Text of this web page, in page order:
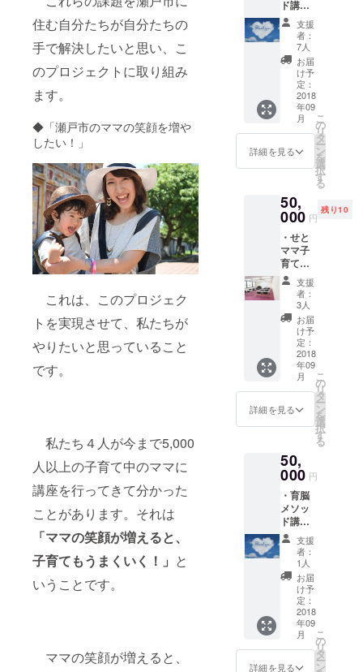
住む自分たちが自分たちの
手で解決したいと思い、こ
のプロジェクトに取り組み
ます。
◆「瀬戸市のママの笑顔を増や
したい！」
これは、このプロジェク
トを実現させて、私たちが
やりたいと思っていること
です。
私たち４人が今まで5,000
人以上の子育て中のママに
講座を行ってきて分かった
ことがあります。それは
「ママの笑顔が増えると、
子育てもうまくいく！」 と
いうことです。
ママの笑顔が増えると、
の講師
が中心
となっ
て、瀬
戸市在
住の方
やプロ
ジェク
トを応
援して
いる皆
さんが
て踊っ
てくれ
まし
た。
きっと
笑顔に
なって
もらえ
ると思
いま
す。
ントを
お伝え
しま
す。 ・
見たら
笑顔に
なる
踊って
みた動
画：私
たち4人
の講師
戸市在
住の方
ジェク
トを応
援して
くれて
いる皆
さんが
音楽に
合わせ
て踊っ
てくれ
まし
た。
笑顔に
なって
いま
す。
育脳メ
ソッド
講座：
育脳メ
ソッド
のイン
ストラ
クター
水野貴
久枝よ
り、大
事なポ
をお伝
えしま
す。 ・
脳の仕
組みに
基づい
た年代
別関わ
り方の
ヒント
動画：
「育脳
メソッ
ド」の
講師で
ある水
野貴久
解説と
それぞ
れの講
師から
の子育
てのヒ
ントを
お伝え
しま
す。 ・
見たら
笑顔に
なる
踊って
みた動
たち4人
ド講
座：育
脳メ
ソッド
のイン
ストラ
クター
水野貴
久枝よ
り、大
事なポ
イント
を７つ
すべて
えしま
す。 ・
脳の仕
組みに
基づい
た年代
別関わ
り方の
ヒント
動画：
「育脳
メソッ
ド」の
講師で
ある水
野貴久
枝から
それぞ
れの講
師から
の子育
てのヒ
ントを
お伝え
しま
す。 ・
見たら
笑顔に
なる
踊って
みた動
画：私
たち4人
の講師
支援
者：
7人
お届
け予
定：
2018
年09
月
詳細を見る
こ
の
リ
タ
ー
ン
を
選
択
す
る
50,
000 円
残り10
・せと
ママ子
育てプ
ロジェ
クトの
メン
バー4人
により1
日子育
てセミ
ナーに
ご招待
させて
いただ
きま
す。 ・
ソッド
講座：
育脳メ
ソッド
のイン
ストラ
クター
水野貴
久枝よ
り、大
事なポ
イント
を７つ
すべて
をお伝
えしま
す。 ・
支援
者：
3人
お届
け予
定：
2018
年09
月
詳細を見る
こ
の
リ
タ
ー
ン
を
選
択
す
る
50,
000 円
・育脳
メソッ
ド講
座：育
脳メ
ソッド
のイン
ストラ
クター
水野貴
久枝よ
り、大
事なポ
イント
支援
者：
1人
お届
け予
定：
2018
年09
月
詳細を見る
こ
の
リ
タ
ー
ン